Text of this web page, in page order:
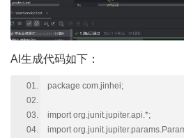
AI生成代码如下：
package com.jinhei;
import org.junit.jupiter.api.*;
import